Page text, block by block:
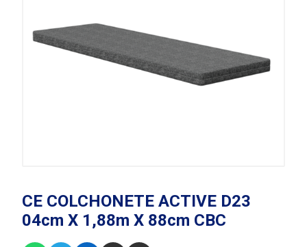
CE COLCHONETE ACTIVE D23
04cm X 1,88m X 88cm CBC